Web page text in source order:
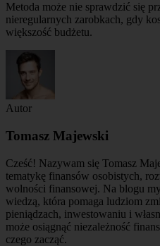
Metoda może nie sprawdzić się
nieregularnych zarobkach, gdy
większość budżetu.
Autor
Tomasz Majewski
Cześć! Nazywam się Tomasz
tematykę finansów osobistych,
wolności finansowej. Na blogu
wiedzą, która pomaga ludziom
pieniądzach, inwestowaniu i
może osiągnąć niezależność
czego zacząć.